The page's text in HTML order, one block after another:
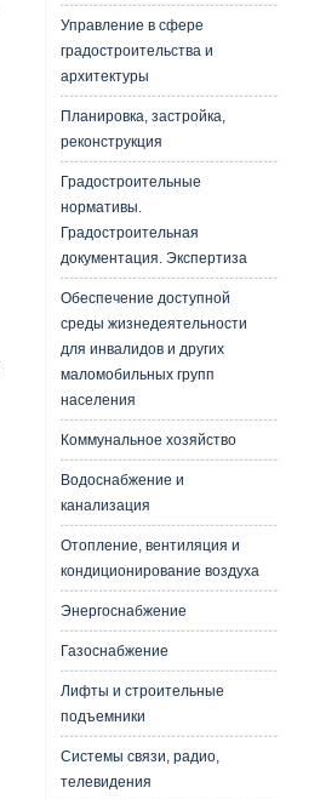
Управление в сфере
градостроительства и
архитектуры
Планировка, застройка,
реконструкция
Градостроительные
нормативы.
Градостроительная
документация. Экспертиза
Обеспечение доступной
среды жизнедеятельности
для инвалидов и других
маломобильных групп
населения
Коммунальное хозяйство
Водоснабжение и
канализация
Отопление, вентиляция и
кондиционирование воздуха
Энергоснабжение
Газоснабжение
Лифты и строительные
подъемники
Системы связи, радио,
телевидения